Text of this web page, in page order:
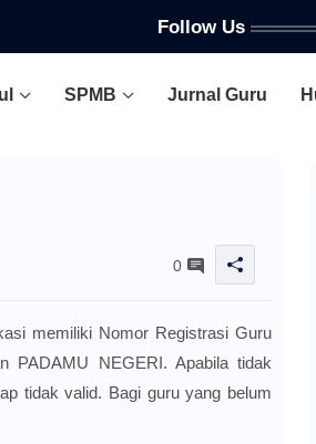
Follow Us
SPMB Jurnal Guru
0
memiliki Nomor Registrasi Guru
PADAMU NEGERI. Apabila tidak
tidak valid. Bagi guru yang belum